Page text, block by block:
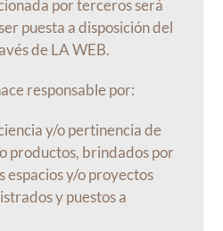
por terceros será
puesta a disposición del
de LA WEB.
responsable por:
y/o pertinencia de
productos, brindados por
espacios y/o proyectos
y puestos a